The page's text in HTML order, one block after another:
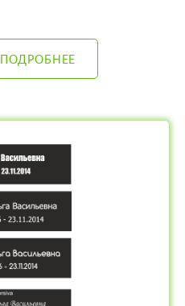
ПОДРОБНЕЕ